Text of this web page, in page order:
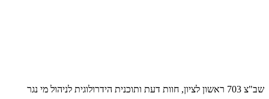
שב"צ 703 ראשון לציון, חוות דעת ותוכנית הידרולוגית לניהול מי נגר